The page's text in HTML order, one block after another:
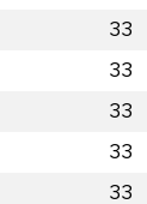
33
33
33
33
33